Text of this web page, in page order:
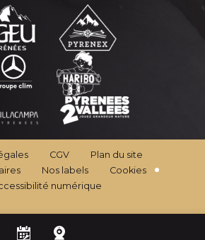
CGV
Plan du site
Nos labels
Cookies
numérique